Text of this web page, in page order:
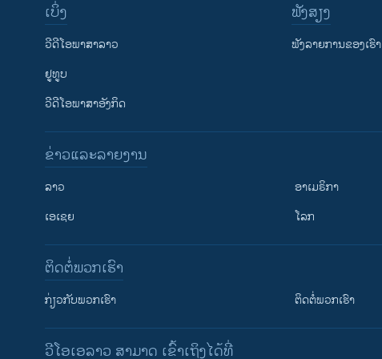
ເບິ່ງ
ວີດີໂອພາສາລາວ
ຢູທູບ
ວີດີໂອພາສາອັງກິດ
ຟັງສຽງ
ຟັງລາຍການຂອງເຮົາ
ຂ່າວແລະລາຍງານ
ລາວ
ເອເຊຍ
ອາເມຣິກາ
ໂລກ
ຕິດຕໍ່ພວກເຮົາ
ກ່ຽວກັບພວກເຮົາ ຕິດຕໍ່ພວກເຮົາ
ວີໂອເອລາວ ສາມາດ ເຂົ້າເຖິງໄດ້ທີ່